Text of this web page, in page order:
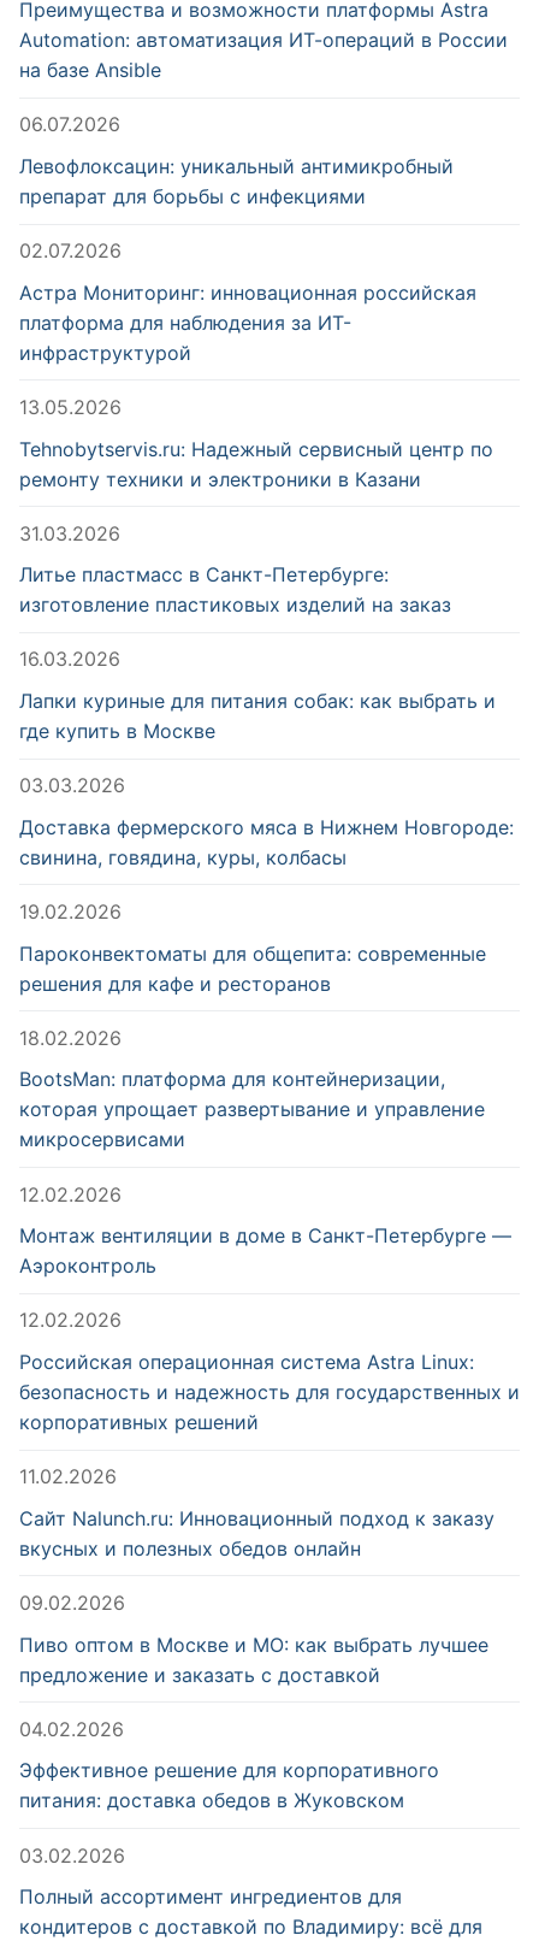
Преимущества и возможности платформы Astra
Automation: автоматизация ИТ-операций в России
на базе Ansible
06.07.2026
Левофлоксацин: уникальный антимикробный
препарат для борьбы с инфекциями
02.07.2026
Астра Мониторинг: инновационная российская
платформа для наблюдения за ИТ-
инфраструктурой
13.05.2026
Tehnobytservis.ru: Надежный сервисный центр по
ремонту техники и электроники в Казани
31.03.2026
Литье пластмасс в Санкт-Петербурге:
изготовление пластиковых изделий на заказ
16.03.2026
Лапки куриные для питания собак: как выбрать и
где купить в Москве
03.03.2026
Доставка фермерского мяса в Нижнем Новгороде:
свинина, говядина, куры, колбасы
19.02.2026
Пароконвектоматы для общепита: современные
решения для кафе и ресторанов
18.02.2026
BootsMan: платформа для контейнеризации,
которая упрощает развертывание и управление
микросервисами
12.02.2026
Монтаж вентиляции в доме в Санкт-Петербурге —
Аэроконтроль
12.02.2026
Российская операционная система Astra Linux:
безопасность и надежность для государственных и
корпоративных решений
11.02.2026
Сайт Nalunch.ru: Инновационный подход к заказу
вкусных и полезных обедов онлайн
09.02.2026
Пиво оптом в Москве и МО: как выбрать лучшее
предложение и заказать с доставкой
04.02.2026
Эффективное решение для корпоративного
питания: доставка обедов в Жуковском
03.02.2026
Полный ассортимент ингредиентов для
кондитеров с доставкой по Владимиру: всё для